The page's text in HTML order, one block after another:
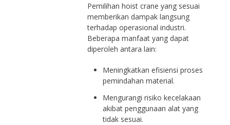
Pemilihan hoist crane yang sesuai
memberikan dampak langsung
terhadap operasional industri.
Beberapa manfaat yang dapat
diperoleh antara lain:
Meningkatkan efisiensi proses
pemindahan material.
Mengurangi risiko kecelakaan
akibat penggunaan alat yang
tidak sesuai.